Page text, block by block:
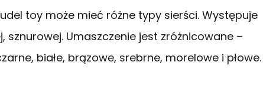
toy może mieć różne typy sierści. Występuje
sznurowej. Umaszczenie jest zróżnicowane –
białe, brązowe, srebrne, morelowe i płowe.